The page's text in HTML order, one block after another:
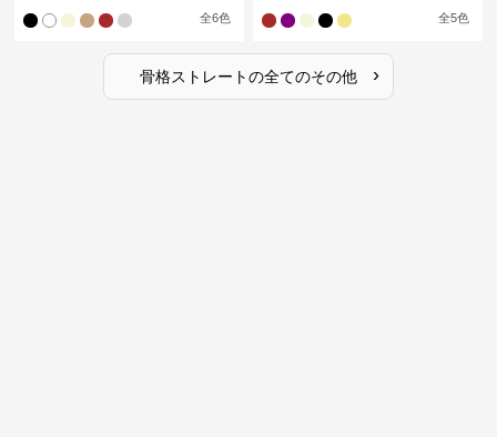
全6色 全5色
骨格ストレートの全てのその他 ›